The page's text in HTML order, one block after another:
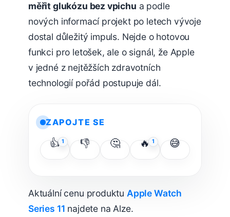
měřit glukózu bez vpichu a podle
nových informací projekt po letech vývoje
dostal důležitý impuls. Nejde o hotovou
funkci pro letošek, ale o signál, že Apple
v jedné z nejtěžších zdravotních
technologií pořád postupuje dál.
ZAPOJTE SE
👍 1 👎 🤔 🔥 1 😅
Aktuální cenu produktu Apple Watch
Series 11 najdete na Alze.